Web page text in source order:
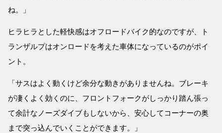
ね。」
ヒラヒラとした軽快感はオフロードバイク的なのですが、ト
ランザルプはオンロードを考えた車体になっているのがポイ
ント。
「サスはよく動くけど余分な動きがありませんね。ブレーキ
が凄くよく効くのに、フロントフォークがしっかり踏ん張っ
て余計なノーズダイブもしないから、安心してコーナーの奥
まで突っ込んでいくことができます。」